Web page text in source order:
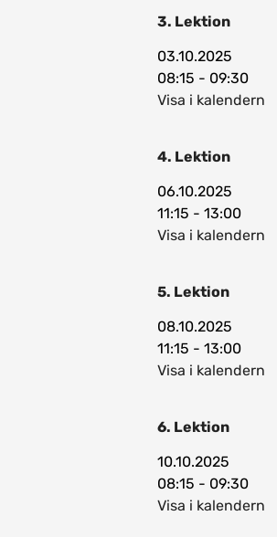
3. Lektion
03.10.2025
08:15 - 09:30
Visa i kalendern
4. Lektion
06.10.2025
11:15 - 13:00
Visa i kalendern
5. Lektion
08.10.2025
11:15 - 13:00
Visa i kalendern
6. Lektion
10.10.2025
08:15 - 09:30
Visa i kalendern